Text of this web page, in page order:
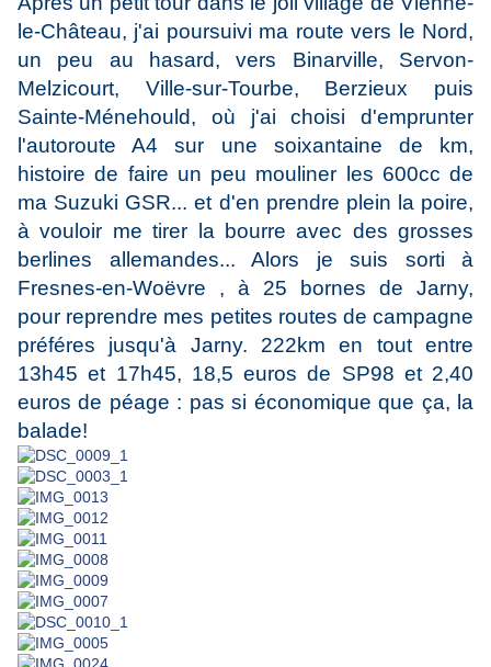
le-Château, j'ai poursuivi ma route vers le Nord,
un peu au hasard, vers Binarville, Servon-
Melzicourt, Ville-sur-Tourbe, Berzieux puis
Sainte-Ménehould, où j'ai choisi d'emprunter
l'autoroute A4 sur une soixantaine de km,
histoire de faire un peu mouliner les 600cc de
ma Suzuki GSR... et d'en prendre plein la poire,
à vouloir me tirer la bourre avec des grosses
berlines allemandes... Alors je suis sorti à
Fresnes-en-Woëvre , à 25 bornes de Jarny,
pour reprendre mes petites routes de campagne
préféres jusqu'à Jarny. 222km en tout entre
13h45 et 17h45, 18,5 euros de SP98 et 2,40
euros de péage : pas si économique que ça, la
balade!